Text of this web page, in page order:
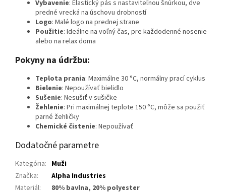
Vybavenie: Elastický pás s nastaviteľnou šnúrkou, dve
predné vrecká na úschovu drobností
Logo: Malé logo na prednej strane
Použitie: Ideálne na voľný čas, pre každodenné nosenie
alebo na relax doma
Pokyny na údržbu:
Teplota prania: Maximálne 30 °C, normálny prací cyklus
Bielenie: Nepoužívať bielidlo
Sušenie: Nesušiť v sušičke
Žehlenie: Pri maximálnej teplote 150 °C, môže sa použiť
parné žehličky
Chemické čistenie: Nepoužívať
Dodatočné parametre
Kategória: Muži
Značka:
Alpha Industries
Materiál:
80% bavlna, 20% polyester